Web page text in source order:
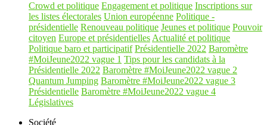
Crowd et politique Engagement et politique Inscriptions sur
les listes électorales Union européenne Politique -
présidentielle Renouveau politique Jeunes et politique Pouvoir
citoyen Europe et présidentielles Actualité et politique
Politique baro et participatif Présidentielle 2022 Baromètre
#MoiJeune2022 vague 1 Tips pour les candidats à la
Présidentielle 2022 Baromètre #MoiJeune2022 vague 2
Quantum Jumping Baromètre #MoiJeune2022 vague 3
Présidentielle Baromètre #MoiJeune2022 vague 4
Législatives
Société